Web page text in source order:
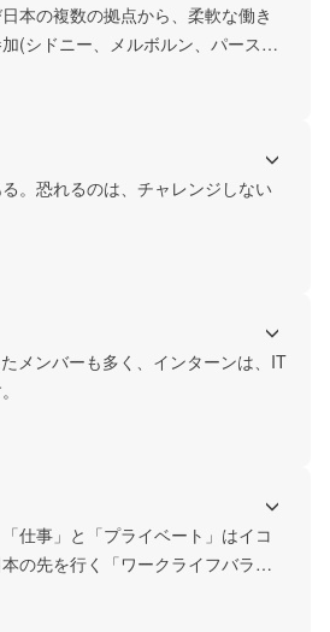
本の複数の拠点から、柔軟な働き
(シドニー、メルボルン、パース、
。恐れるのは、チャレンジしない
メンバーも多く、インターンは、IT
仕事」と「プライベート」はイコ
の先を行く「ワークライフバラン